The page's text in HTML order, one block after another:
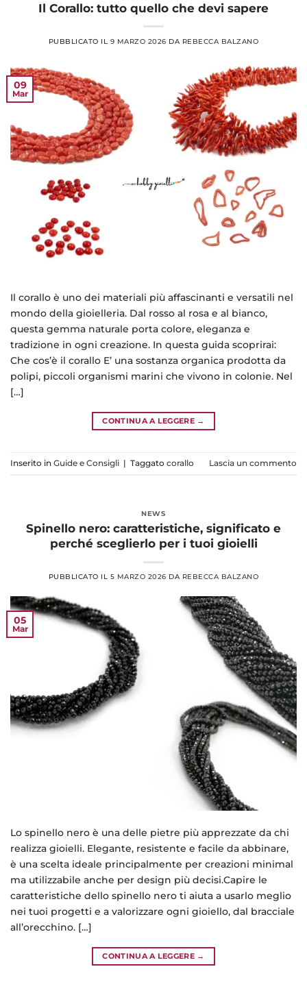
Il Corallo: tutto quello che devi sapere
PUBBLICATO IL 9 MARZO 2026 DA REBECCA BALZANO
09
Mar
Il corallo è uno dei materiali più affascinanti e versatili nel
mondo della gioielleria. Dal rosso al rosa e al bianco,
questa gemma naturale porta colore, eleganza e
tradizione in ogni creazione. In questa guida scoprirai:
Che cos’è il corallo E’ una sostanza organica prodotta da
polipi, piccoli organismi marini che vivono in colonie. Nel
[…]
CONTINUA A LEGGERE →
Inserito in Guide e Consigli | Taggato corallo Lascia un commento
NEWS
Spinello nero: caratteristiche, significato e
perché sceglierlo per i tuoi gioielli
PUBBLICATO IL 5 MARZO 2026 DA REBECCA BALZANO
05
Mar
Lo spinello nero è una delle pietre più apprezzate da chi
realizza gioielli. Elegante, resistente e facile da abbinare,
è una scelta ideale principalmente per creazioni minimal
ma utilizzabile anche per design più decisi.Capire le
caratteristiche dello spinello nero ti aiuta a usarlo meglio
nei tuoi progetti e a valorizzare ogni gioiello, dal bracciale
all’orecchino. […]
CONTINUA A LEGGERE →